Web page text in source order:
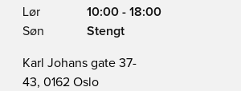
Lør
10:00 - 18:00
Søn
Stengt
Karl Johans gate 37-
43, 0162 Oslo